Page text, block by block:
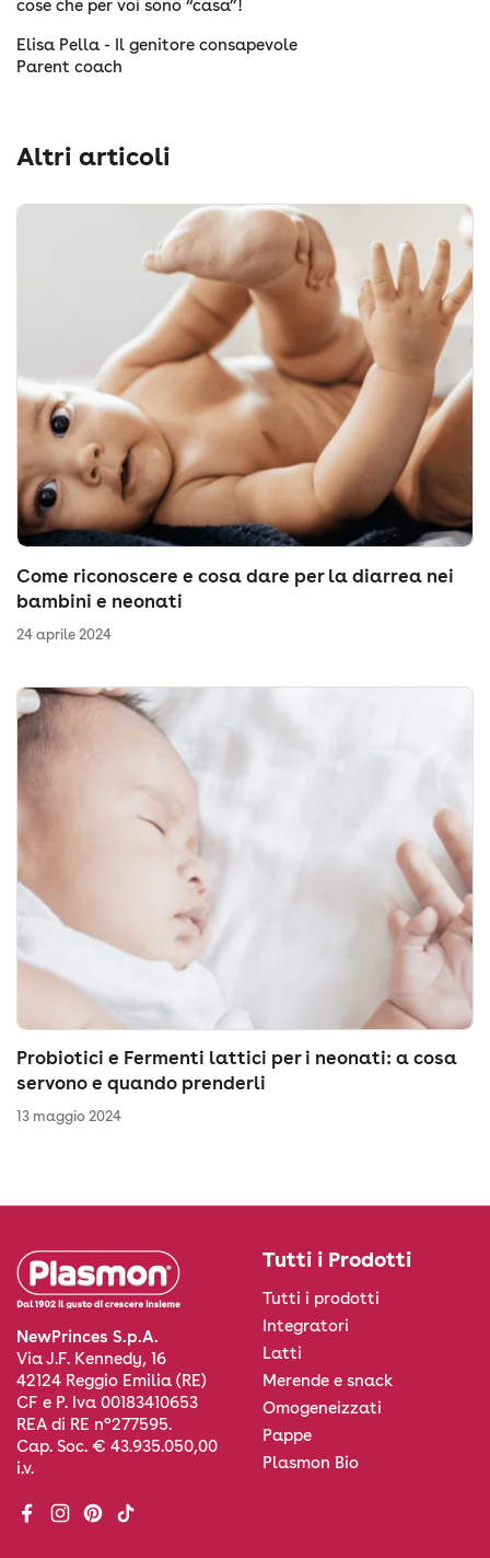
cose che per voi sono “casa”!
Elisa Pella - Il genitore consapevole
Parent coach
Altri articoli
Come riconoscere e cosa dare per la diarrea nei
bambini e neonati
24 aprile 2024
Probiotici e Fermenti lattici per i neonati: a cosa
servono e quando prenderli
13 maggio 2024
NewPrinces S.p.A.
Via J.F. Kennedy, 16
42124 Reggio Emilia (RE)
CF e P. Iva 00183410653
REA di RE n°277595.
Cap. Soc. € 43.935.050,00
i.v.
Facebook
Instagram
Pinterest
TikTok
Tutti i Prodotti
Tutti i prodotti
Integratori
Latti
Merende e snack
Omogeneizzati
Pappe
Plasmon Bio